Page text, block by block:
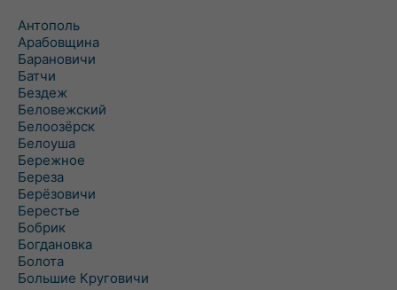
Антополь
Арабовщина
Барановичи
Батчи
Бездеж
Беловежский
Белоозёрск
Белоуша
Бережное
Береза
Берёзовичи
Берестье
Бобрик
Богдановка
Болота
Большие Круговичи